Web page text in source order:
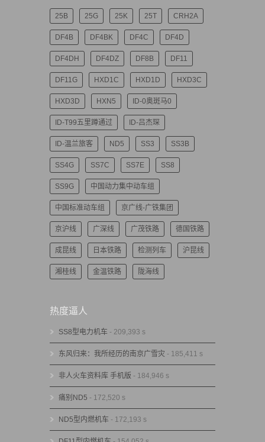
25B 25G 25K 25T CRH2A
DF4B DF4BK DF4C DF4D
DF4DH DF4DZ DF8B DF11
DF11G HXD1C HXD1D HXD3C
HXD3D HXN5 ID-0奥斑马0
ID-T99五里蹲通过 ID-吕杰琛
ID-温兰旅客 ND5 SS3 SS3B
SS4G SS7C SS7E SS8
SS9G 中国动力集中动车组
中国标准动车组 京广线-广铁集团
京沪线 广深线 广茂铁路 德国铁路
成昆线 日本铁路 检测列车 沪昆线
湘桂线 金温铁路 陇海线
热度逼人
SS8型电力机车 - 209,393 s
东风归来：我所经历的南京广雪灾 - 185,411 s
非人火车资料库 手机版 - 184,946 s
痛别ND5 - 172,520 s
ND5型内燃机车 - 172,193 s